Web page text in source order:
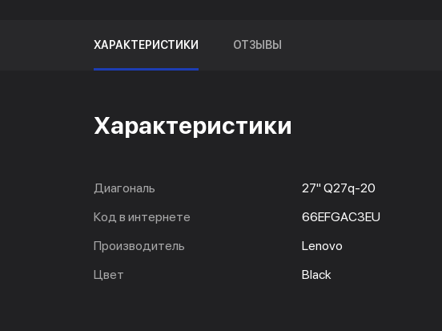
ХАРАКТЕРИСТИКИ ОТЗЫВЫ
Характеристики
Диагональ
27" Q27q-20
Код в интернете
66EFGAC3EU
Производитель
Lenovo
Цвет
Black